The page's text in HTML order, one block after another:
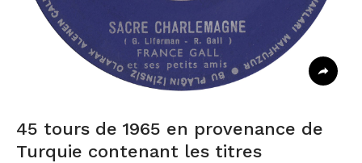
45 tours de 1965 en provenance de
Turquie contenant les titres